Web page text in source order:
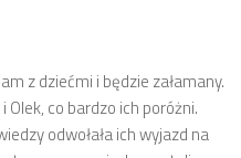
z dziećmi i będzie załamany.
Olek, co bardzo ich poróżni.
odwołała ich wyjazd na